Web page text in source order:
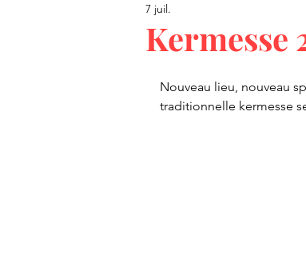
Kermesse
7 juil.
Nouveau lieu, nouveau
traditionnelle kermesse